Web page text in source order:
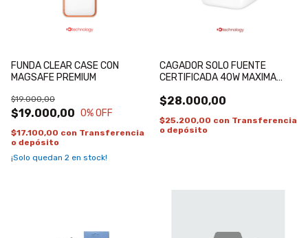
FUNDA CLEAR CASE CON
MAGSAFE PREMIUM
$19.000,00
$19.000,00
0% OFF
$17.100,00 con Transferencia
o depósito
¡Solo quedan 2 en stock!
CAGADOR SOLO FUENTE
CERTIFICADA 40W MAXIMA
$28.000,00
$25.200,00 con Transferencia
o depósito